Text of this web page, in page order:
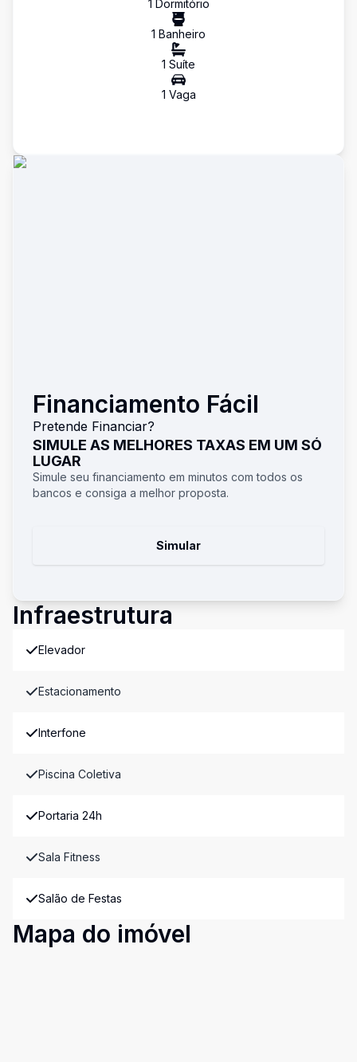
1 Dormitório
1 Banheiro
1 Suíte
1 Vaga
Financiamento Fácil
Pretende Financiar?
SIMULE AS MELHORES TAXAS EM UM SÓ
LUGAR
Simule seu financiamento em minutos com todos os
bancos e consiga a melhor proposta.
Simular
Infraestrutura
Elevador
Estacionamento
Interfone
Piscina Coletiva
Portaria 24h
Sala Fitness
Salão de Festas
Mapa do imóvel